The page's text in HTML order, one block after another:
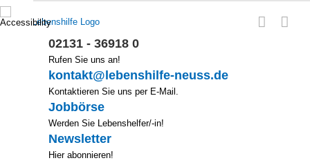
Zum
Inhalt
02131 - 36918 0
Rufen Sie uns an!
kontakt@lebenshilfe-neuss.de
Kontaktieren Sie uns per E-Mail.
Jobbörse
Werden Sie Lebenshelfer/-in!
Newsletter
Hier abonnieren!